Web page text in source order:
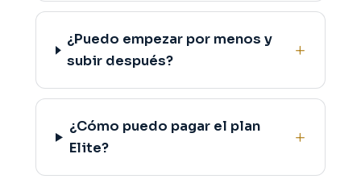
¿Puedo empezar por menos y
subir después?
¿Cómo puedo pagar el plan
Elite?